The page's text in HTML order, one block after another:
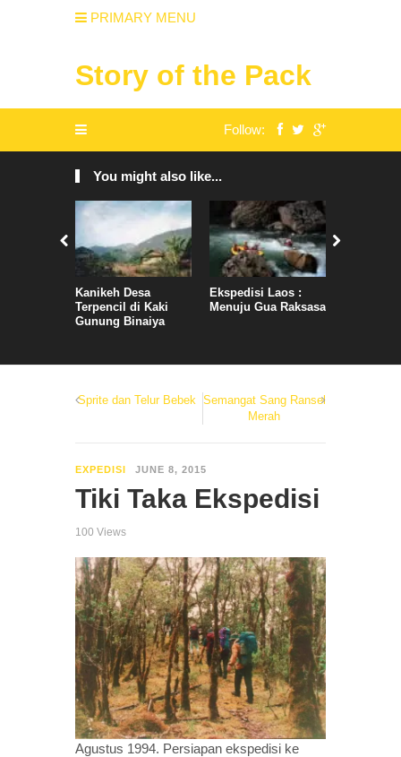
PRIMARY MENU
Story of the Pack
Follow:
You might also like...
Kanikeh Desa
Terpencil di Kaki
Gunung Binaiya
Ekspedisi Laos :
Menuju Gua Raksasa
Sprite dan Telur Bebek Semangat Sang Ransel
Merah
EXPEDISI JUNE 8, 2015
Tiki Taka Ekspedisi
100 Views
Agustus 1994. Persiapan ekspedisi ke